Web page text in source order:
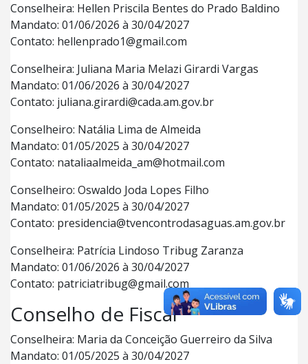
Conselheira: Hellen Priscila Bentes do Prado Baldino
Mandato: 01/06/2026 à 30/04/2027
Contato: hellenprado1@gmail.com
Conselheira: Juliana Maria Melazi Girardi Vargas
Mandato: 01/06/2026 à 30/04/2027
Contato: juliana.girardi@cada.am.gov.br
Conselheiro: Natália Lima de Almeida
Mandato: 01/05/2025 à 30/04/2027
Contato: nataliaalmeida_am@hotmail.com
Conselheiro: Oswaldo Joda Lopes Filho
Mandato: 01/05/2025 à 30/04/2027
Contato: presidencia@tvencontrodasaguas.am.gov.br
Conselheira: Patrícia Lindoso Tribug Zaranza
Mandato: 01/06/2026 à 30/04/2027
Contato: patriciatribug@gmail.com
Conselho de Fiscal
Conselheira: Maria da Conceição Guerreiro da Silva
Mandato: 01/05/2025 à 30/04/2027